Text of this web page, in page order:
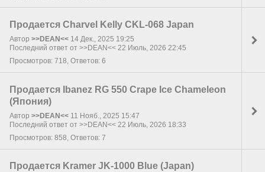
Продается Charvel Kelly CKL-068 Japan
Автор >>DEAN<< 14 Дек., 2025 19:25
Последний ответ от >>DEAN<< 22 Июль, 2026 22:45
Просмотров: 718, Ответов: 6
Продается Ibanez RG 550 Crape Ice Chameleon
(Япония)
Автор >>DEAN<< 11 Нояб., 2025 15:47
Последний ответ от >>DEAN<< 22 Июль, 2026 18:33
Просмотров: 858, Ответов: 7
Продается Kramer JK-1000 Blue (Japan)